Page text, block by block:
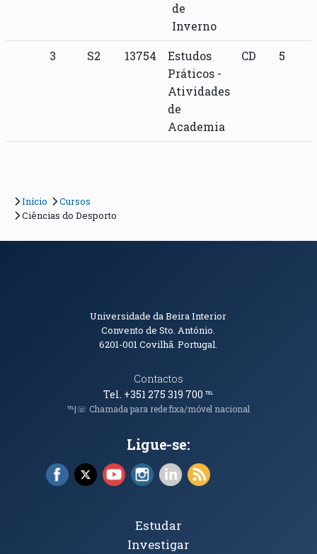
de
Inverno
3 S2 13754
Estudos
Práticos -
Atividades
de
Academia
CD 5
Início
Cursos
Ciências do Desporto
Informações de Contacto
Universidade da Beira Interior
Convento de Sto. António.
6201-001Covilhã. Portugal.
Contactos
Tel. +351 275 319 700℡
℡|☏ Chamada para rede fixa/móvel nacional
Ligue-se:
Facebook (abre em nova janela)
X (abre em nova janela)
YouTube (abre em nova janela)
Instagram (abre em nova janela)
LinkedIn (abre em nova
RSS (abre em nova
Tópicos Principais
Estudar
Investigar